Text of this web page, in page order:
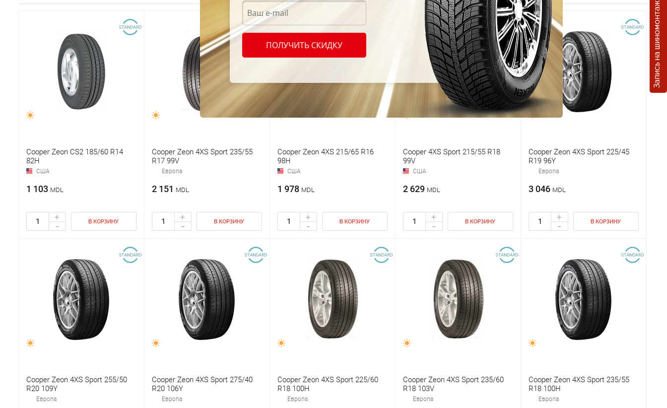
Запись на шиномонтаж
Cooper Zeon CS2 185/60 R14
82H
США
1 103 MDL
+
- В КОРЗИНУ
Cooper Zeon 4XS Sport 235/55
R17 99V
Европа
2 151 MDL
+
- В КОРЗИНУ
Cooper Zeon 4XS 215/65 R16
98H
США
1 978 MDL
+
- В КОРЗИНУ
Cooper 4XS Sport 215/55 R18
99V
США
2 629 MDL
+
- В КОРЗИНУ
Cooper Zeon 4XS Sport 225/45
R19 96Y
Европа
3 046 MDL
+
- В КОРЗИНУ
Cooper Zeon 4XS Sport 255/50
R20 109Y
Европа
Cooper Zeon 4XS Sport 275/40
R20 106Y
Европа
Cooper Zeon 4XS Sport 225/60
R18 100H
Европа
Cooper Zeon 4XS Sport 235/60
R18 103V
Европа
Cooper Zeon 4XS Sport 235/55
R18 100H
Европа
ПОЛУЧИТЬ СКИДКУ